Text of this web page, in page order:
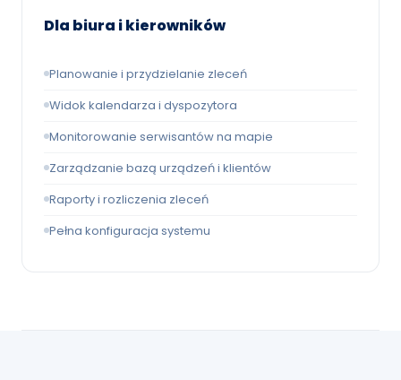
Dla biura i kierowników
Planowanie i przydzielanie zleceń
Widok kalendarza i dyspozytora
Monitorowanie serwisantów na mapie
Zarządzanie bazą urządzeń i klientów
Raporty i rozliczenia zleceń
Pełna konfiguracja systemu